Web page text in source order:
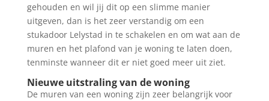
gehouden en wil jij dit op een slimme manier
uitgeven, dan is het zeer verstandig om een
stukadoor Lelystad in te schakelen en om wat aan de
muren en het plafond van je woning te laten doen,
tenminste wanneer dit er niet goed meer uit ziet.
Nieuwe uitstraling van de woning
De muren van een woning zijn zeer belangrijk voor